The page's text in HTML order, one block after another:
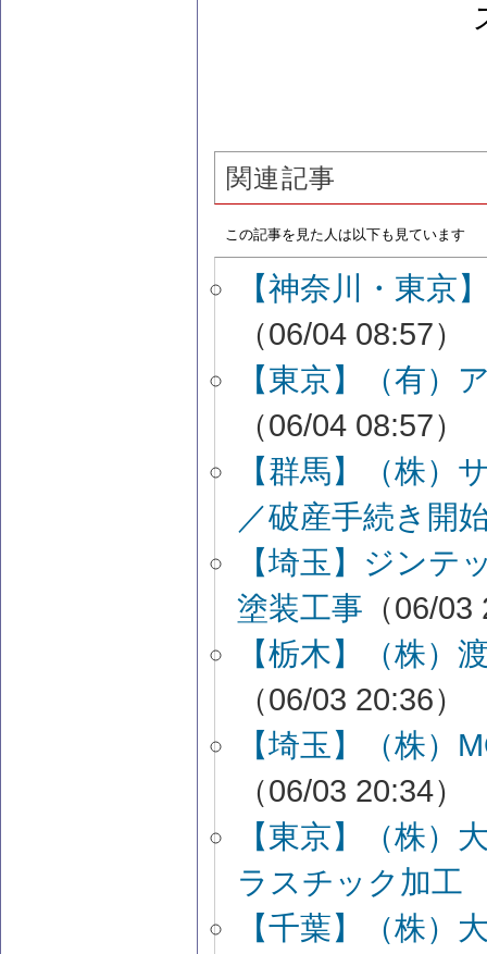
関連記事
この記事を見た人は以下も見ています
【神奈川・東京
（06/04 08:57）
【東京】（有）
（06/04 08:57）
【群馬】（株）
／破産手続き開
【埼玉】ジン
塗装工事 （06/
【栃木】（株）
（06/03 20:36）
【埼玉】（株）
（06/03 20:34）
【東京】（株
ラスチック加工
【千葉】（株）